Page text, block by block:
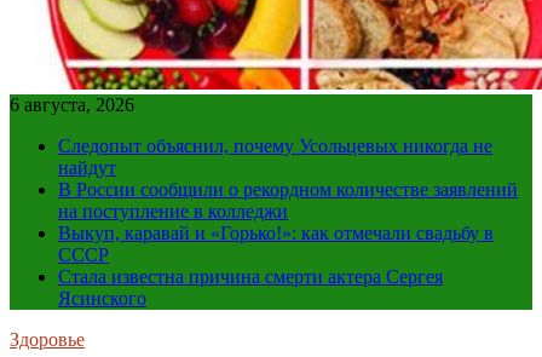
6 августа, 2026
Следопыт объяснил, почему Усольцевых никогда не
найдут
В России сообщили о рекордном количестве заявлений
на поступление в колледжи
Выкуп, каравай и «Горько!»: как отмечали свадьбу в
СССР
Стала известна причина смерти актера Сергея
Ясинского
Здоровье